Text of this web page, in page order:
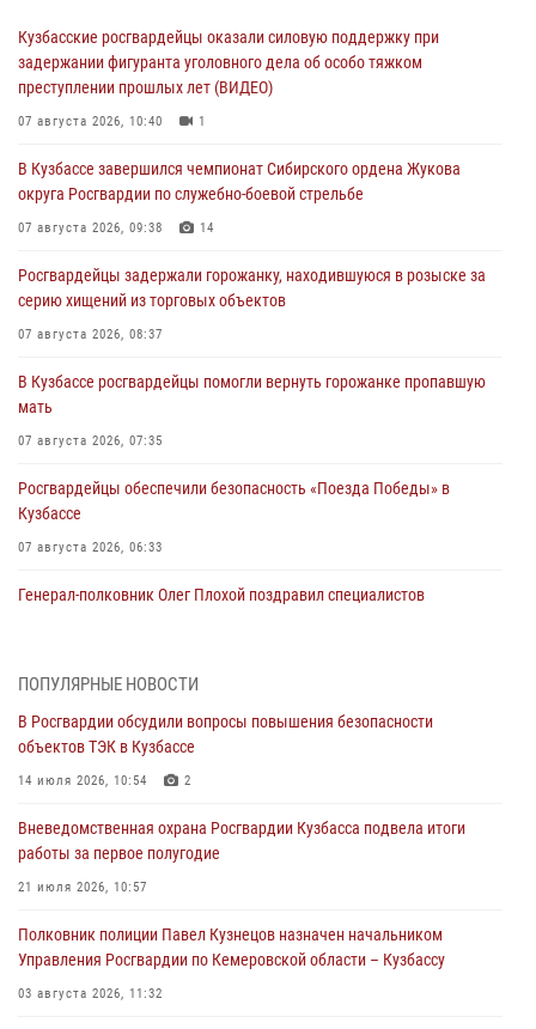
Кузбасские росгвардейцы оказали силовую поддержку при
задержании фигуранта уголовного дела об особо тяжком
преступлении прошлых лет (ВИДЕО)
07 августа 2026, 10:40 1
В Кузбассе завершился чемпионат Сибирского ордена Жукова
округа Росгвардии по служебно-боевой стрельбе
07 августа 2026, 09:38 14
Росгвардейцы задержали горожанку, находившуюся в розыске за
серию хищений из торговых объектов
07 августа 2026, 08:37
В Кузбассе росгвардейцы помогли вернуть горожанке пропавшую
мать
07 августа 2026, 07:35
Росгвардейцы обеспечили безопасность «Поезда Победы» в
Кузбассе
07 августа 2026, 06:33
Генерал-полковник Олег Плохой поздравил специалистов
07 августа 2026, 05:32
С 1 сентября 2026 года вступает в силу новый федеральный закон о
частной охранной деятельности
06 августа 2026, 10:19
Росгвардейцы задержали предполагаемого виновника причинения
ножевого ранения кемеровчанину
06 августа 2026, 09:18
Росгвардейцы задержали мужчину, повредившего имущество
горожанки
06 августа 2026, 08:17
ПОПУЛЯРНЫЕ НОВОСТИ
В Росгвардии обсудили вопросы повышения безопасности
объектов ТЭК в Кузбассе
14 июля 2026, 10:54 2
Вневедомственная охрана Росгвардии Кузбасса подвела итоги
работы за первое полугодие
21 июля 2026, 10:57
Полковник полиции Павел Кузнецов назначен начальником
Управления Росгвардии по Кемеровской области – Кузбассу
03 августа 2026, 11:32